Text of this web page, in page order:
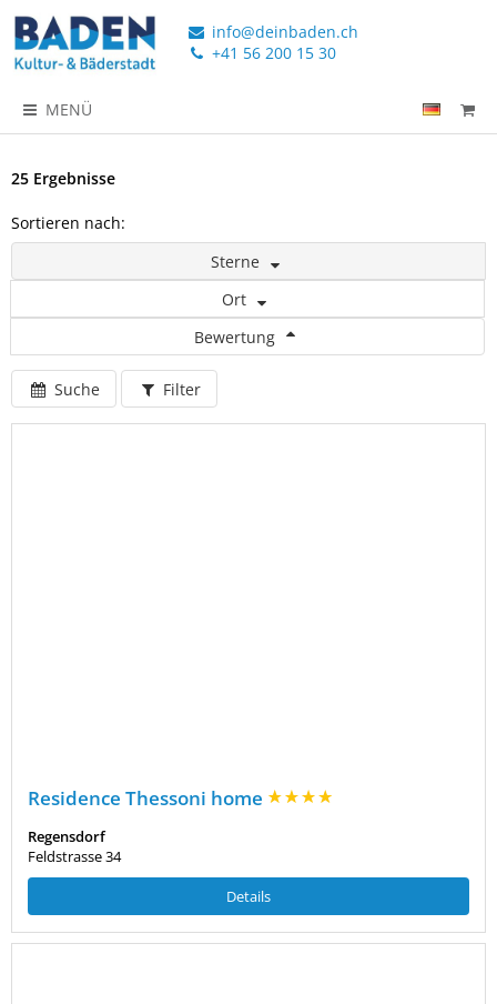
info@deinbaden.ch
+41 56 200 15 30
MENÜ
25 Ergebnisse
Sortieren nach:
Sterne
Ort
Bewertung
Suche Filter
Residence Thessoni home
Regensdorf
Feldstrasse 34
Details